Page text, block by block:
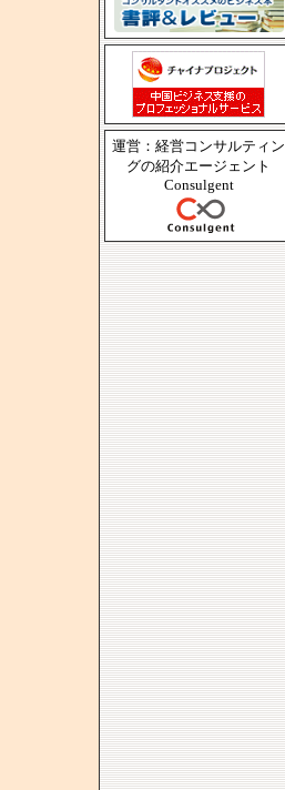
運営：経営コンサルティン
グの紹介エージェント
Consulgent